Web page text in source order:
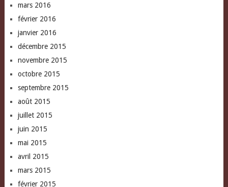
mars 2016
février 2016
janvier 2016
décembre 2015
novembre 2015
octobre 2015
septembre 2015
août 2015
juillet 2015
juin 2015
mai 2015
avril 2015
mars 2015
février 2015